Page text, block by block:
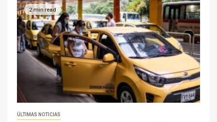
2 min read
ÚLTIMAS NOTICIAS